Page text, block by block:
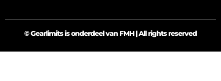
© Gearlimits is onderdeel van FMH | All rights reserved